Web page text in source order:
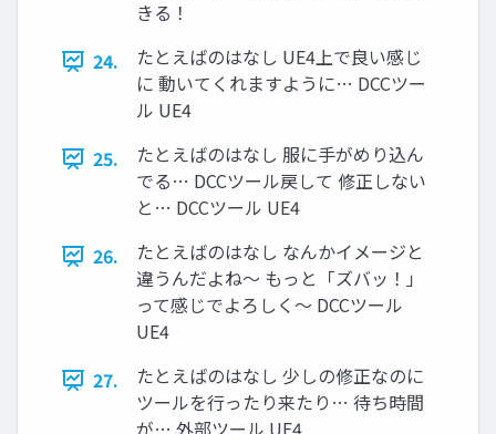
きる！
24.
たとえばのはなし UE4上で良い感じ
に 動いてくれますように… DCCツー
ル UE4
25.
たとえばのはなし 服に手がめり込ん
でる… DCCツール戻して 修正しない
と… DCCツール UE4
26.
たとえばのはなし なんかイメージと
違うんだよね～ もっと「ズバッ！」
って感じでよろしく～ DCCツール
UE4
27.
たとえばのはなし 少しの修正なのに
ツールを行ったり来たり… 待ち時間